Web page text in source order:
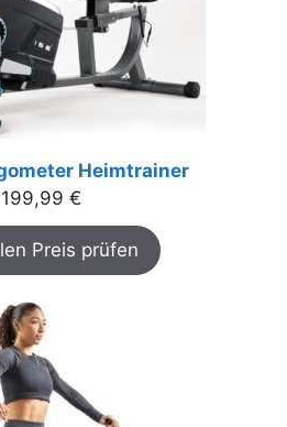
Heimtrainer
199,99 €
Preis prüfen